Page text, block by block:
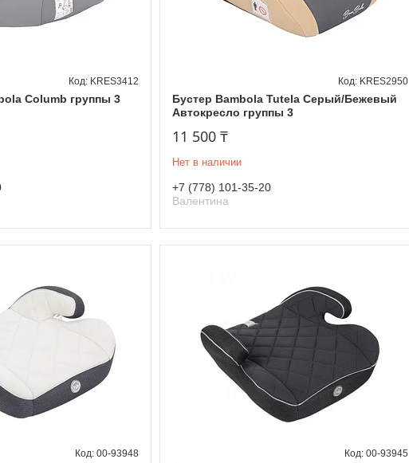
Columb группы 3
KRES3412
Бустер Bambola Tutela Серый/Бежевый
Автокресло группы 3
KRES2950
11 500 ₸
Нет в наличии
+7 (778) 101-35-20
Валентина
00-93948 00-93945